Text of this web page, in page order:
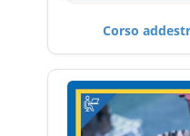
Corso